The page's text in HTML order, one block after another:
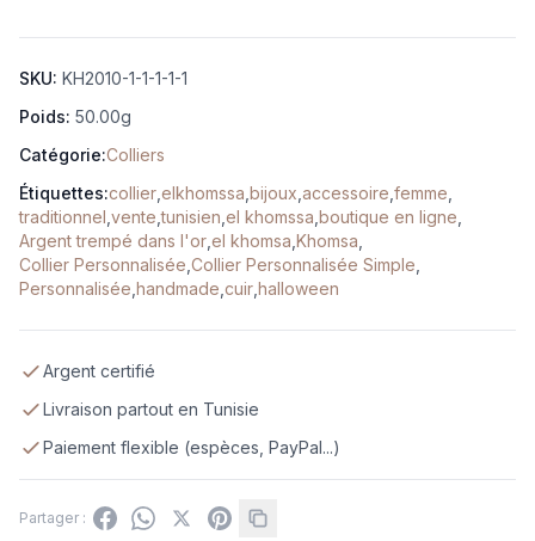
SKU: KH2010-1-1-1-1-1
Poids: 50.00g
Catégorie:Colliers
Étiquettes:collier elkhomssa bijoux accessoire femme
traditionnel vente ,tunisien el khomssa boutique en ligne
Argent trempé dans l'or el khomsa Khomsa
Collier Personnalisée Collier Personnalisée Simple
Personnalisée handmade cuir halloween
Argent certifié
Livraison partout en Tunisie
Paiement flexible (espèces, PayPal...)
Partager :